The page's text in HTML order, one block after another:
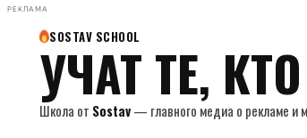
РЕКЛАМА